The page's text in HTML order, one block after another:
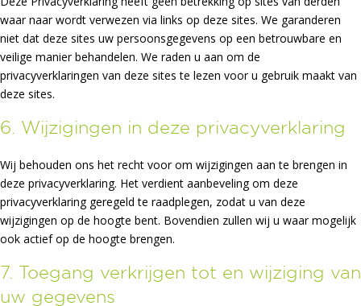
waar naar wordt verwezen via links op deze sites. We garanderen
niet dat deze sites uw persoonsgegevens op een betrouwbare en
veilige manier behandelen. We raden u aan om de
privacyverklaringen van deze sites te lezen voor u gebruik maakt van
deze sites.
6. Wijzigingen in deze privacyverklaring
Wij behouden ons het recht voor om wijzigingen aan te brengen in
deze privacyverklaring. Het verdient aanbeveling om deze
privacyverklaring geregeld te raadplegen, zodat u van deze
wijzigingen op de hoogte bent. Bovendien zullen wij u waar mogelijk
ook actief op de hoogte brengen.
7. Toegang verkrijgen tot en wijziging van
uw gegevens